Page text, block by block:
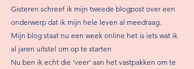
Gisteren schreef ik mijn tweede blogpost over een
onderwerp dat ik mijn hele leven al meedraag.
Mijn blog staat nu een week online het is iets wat ik
al jaren uitstel om op te starten
Nu ben ik echt die 'veer' aan het vastpakken om te